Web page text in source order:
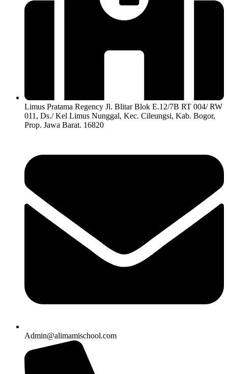
Limus Pratama Regency Jl. Blitar Blok E.12/7B RT 004/ RW
011, Ds./ Kel Limus Nunggal, Kec. Cileungsi, Kab. Bogor,
Prop. Jawa Barat. 16820
Admin@alimamischool.com